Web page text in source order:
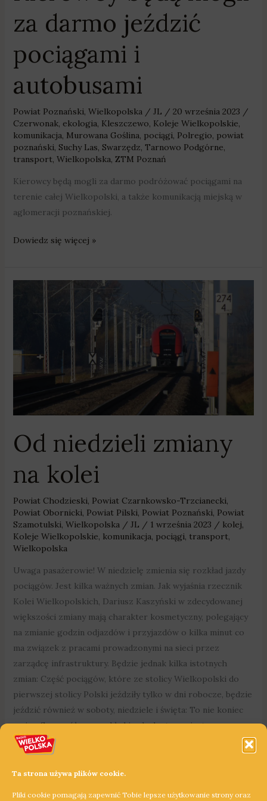
Ta strona używa plików cookie.
Pliki cookie pomagają zapewnić Tobie lepsze użytkowanie strony oraz
za darmo jeździć
pociągami i
autobusami
Powiat Poznański, Wielkopolska/ JL / 20 września 2023 /
Czerwonak, ekologia, Kleszczewo, Koleje Wielkopolskie,
komunikacja, Murowana Goślina, pociągi, Polregio, powiat
poznański, Suchy Las, Swarzędz, Tarnowo Podgórne,
transport, Wielkopolska, ZTM Poznań
Kierowcy będą mogli za darmo podróżować pociągami na
terenie całej Wielkopolski, a także komunikacją miejską w
aglomeracji poznańskiej.
Dowiedz się więcej »
Od niedzieli zmiany
na kolei
Powiat Chodzieski Powiat Czarnkowsko-Trzcianecki
Powiat Obornicki Powiat Pilski Powiat Poznański Powiat
Szamotulski Wielkopolska / JL / 1 września 2023 / kolej
Koleje Wielkopolskie komunikacja pociągi transport
Wielkopolska
Uwaga pasażerowie! W niedzielę zmienia się rozkład jazdy
pociągów. Jest kilka ważnych zmian. Jak wyjaśnia rzecznik
Kolei Wielkopolskich, Dariusz Kaszyński w zdecydowanej
większości zmiany mają charakter kosmetyczny, polegający
na zmianie godzin odjazdów i przyjazdów o kilka minut co
ma związek z pracami prowadzonymi na sieci przez
zarządcę infrastruktury. Będzie jednak kilka istotnych
zmian: Część pociągów, które ze stolicy Wielkopolski do
pierwszej stolicy Polski jeździły tylko w dni robocze, będzie
jeździć również w soboty, niedziele i święta: To nie koniec
zmian: Szczegółowy rozkład jazdy dostępny jest na
peronach i dworcach, a także w internecie na stronie Kolei
Wielkopolskich oraz portalpasazera.pl
kolei